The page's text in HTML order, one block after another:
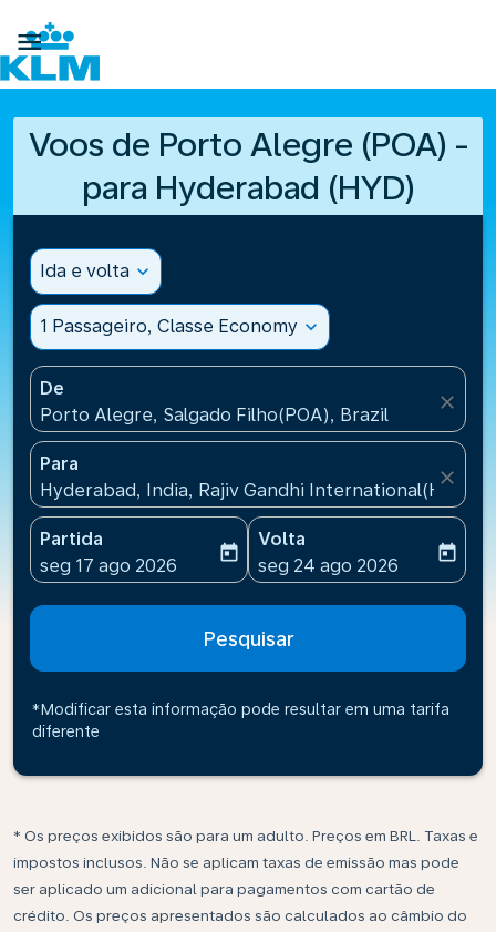

Voos de Porto Alegre (POA) -
para Hyderabad (HYD)
Ida e volta expand_more
1 Passageiro, Classe Economy expand_more
De
Porto Alegre, Salgado Filho(POA), Brazil
close
Para
Hyderabad, India, Rajiv Gandhi International(HYD),
close
Partida
fc-booking-departure-date-aria-label
seg 17 ago 2026
today
Volta
fc-booking-return-date-
seg 24 ago 2026
today
Pesquisar
*Modificar esta informação pode resultar em uma tarifa
diferente
* Os preços exibidos são para um adulto. Preços em BRL. Taxas e
impostos inclusos. Não se aplicam taxas de emissão mas pode
ser aplicado um adicional para pagamentos com cartão de
crédito. Os preços apresentados são calculados ao câmbio do